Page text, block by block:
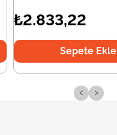
₺2.833,22
Sepete Ekle
‹ ›